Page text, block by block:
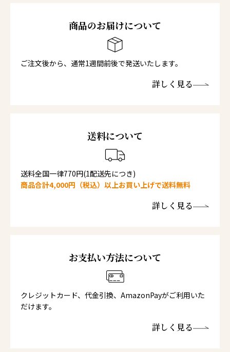
商品のお届けについて
ご注文後から、通常1週間前後で発送いたします。
詳しく見る
送料について
送料全国一律770円(1配送先につき)
商品合計4,000円（税込）以上お買い上げで送料無料
詳しく見る
お支払い方法について
クレジットカード、代金引換、AmazonPayがご利用いた
だけます。
詳しく見る